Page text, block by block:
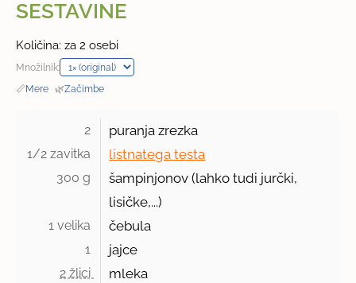
SESTAVINE
Količina: za 2 osebi
Množilnik:
📏Mere · 🌿Začimbe
2 puranja zrezka
1/2 zavitka listnatega testa
300 g
šampinjonov (lahko tudi jurčki,
lisičke,...)
1 velika čebula
1 jajce
2 žlici mleka